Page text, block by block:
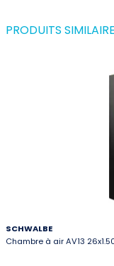
PRODUITS
SCHWALBE
Chambre à air AV13